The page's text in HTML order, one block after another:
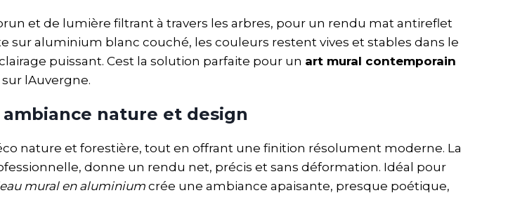
et de lumière filtrant à travers les arbres, pour un rendu mat antireflet
sur aluminium blanc couché, les couleurs restent vives et stables dans le
puissant. Cest la solution parfaite pour un art mural contemporain
lAuvergne.
nature et design
nature et forestière, tout en offrant une finition résolument moderne. La
donne un rendu net, précis et sans déformation. Idéal pour
mural en aluminiumcrée une ambiance apaisante, presque poétique,